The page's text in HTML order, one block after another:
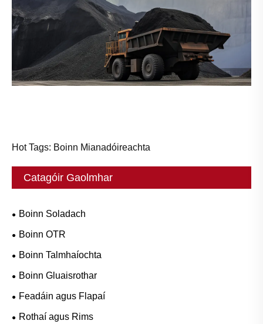
Hot Tags: Boinn Mianadóireachta
Catagóir Gaolmhar
Boinn Soladach
Boinn OTR
Boinn Talmhaíochta
Boinn Gluaisrothar
Feadáin agus Flapaí
Rothaí agus Rims